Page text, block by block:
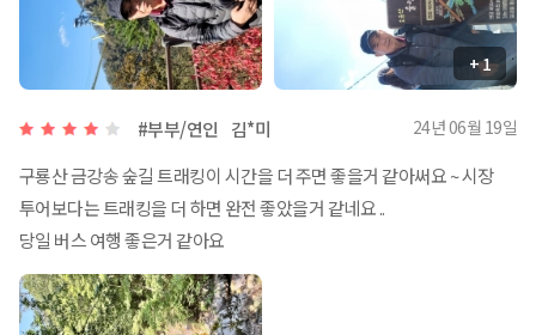
+ 1
#부부/연인 김*미 24년 06월 19일
구룡산 금강송 숲길 트래킹이 시간을 더 주면 좋을거 같아써요 ~ 시장
투어보다는 트래킹을 더 하면 완전 좋았을거 같네요 ..
당일 버스 여행 좋은거 같아요